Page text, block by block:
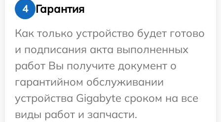
4
Гарантия
Как только устройство будет готово
и подписания акта выполненных
работ Вы получите документ о
гарантийном обслуживании
устройства Gigabyte сроком на все
виды работ и запчасти.